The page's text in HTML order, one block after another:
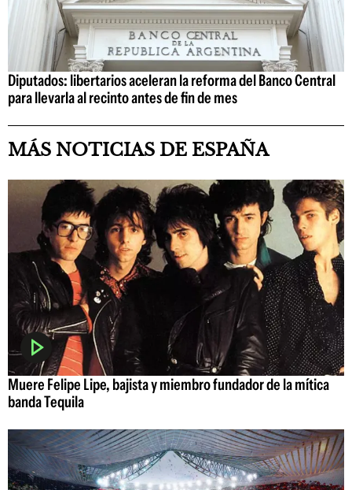
Diputados: libertarios aceleran la reforma del Banco Central
para llevarla al recinto antes de fin de mes
MÁS NOTICIAS DE ESPAÑA
Muere Felipe Lipe, bajista y miembro fundador de la mítica
banda Tequila